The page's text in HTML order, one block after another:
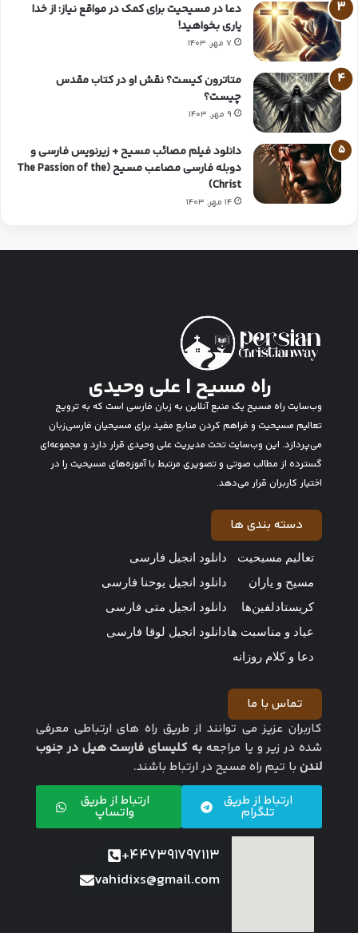
دعا در مسیحیت برای کمک در مواقع نیاز: از خدا
یاری بخواهید!
7 مهر, 1403
متاترون کیست؟ نقش او در کتاب مقدس
چیست؟
9 مهر, 1403
دانلود فیلم مصائب مسیح + زیرنویس فارسی و
دوبله فارسی مصاعب مسیح (The Passion of the
Christ)
14 مهر, 1403
راه مسیح | علی وحیدی
وب‌سایت راه مسیح یک منبع آنلاین به زبان فارسی است که به ترویج
تعالیم مسیحیت و فراهم کردن منابع مفید برای مسیحیان فارسی‌زبان
می‌پردازد. این وب‌سایت تحت مدیریت علی وحیدی قرار دارد و مجموعه‌ای
گسترده از مطالب صوتی و تصویری مرتبط با آموزه‌های مسیحیت را در
اختیار کاربران قرار می‌دهد.
دسته بندی ها
تعالیم مسیحیت
مسیح و یاران
کریستادلفین‌ها
عیاد و مناسبت ها
دعا و کلام روزانه
دانلود انجیل فارسی
دانلود انجیل یوحنا فارسی
دانلود انجیل متی فارسی
دانلود انجیل لوقا فارسی
تماس با ما
کاربران عزیز می توانند از طریق راه های ارتباطی معرفی
شده در زیر و یا مراجعه به کلیسای فارست هیل در جنوب
لندن با تیم راه مسیح در ارتباط باشند.
ارتباط از طریق
تلگرام
ارتباط از طریق
واتساپ
447391797113+
vahidixs@gmail.com